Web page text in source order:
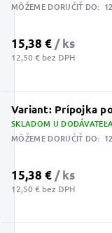
MÔŽEME DORUČIŤ DO:
15,38 € / ks
12,50 € bez DPH
Variant: Prípojka
SKLADOM U
MÔŽEME DORUČIŤ DO:
15,38 € / ks
12,50 € bez DPH